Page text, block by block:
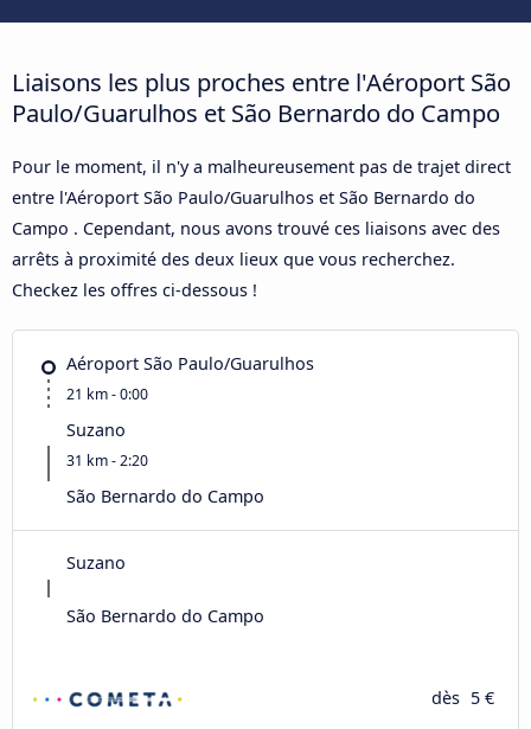
Liaisons les plus proches entre l'Aéroport São
Paulo/Guarulhos et São Bernardo do Campo
Pour le moment, il n'y a malheureusement pas de trajet direct
entre l'Aéroport São Paulo/Guarulhos et São Bernardo do
Campo . Cependant, nous avons trouvé ces liaisons avec des
arrêts à proximité des deux lieux que vous recherchez.
Checkez les offres ci-dessous !
Aéroport São Paulo/Guarulhos
21 km - 0:00
Suzano
31 km - 2:20
São Bernardo do Campo
Suzano
São Bernardo do Campo
dès 5 €